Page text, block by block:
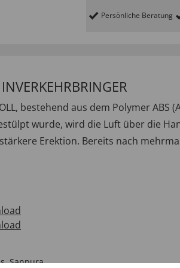
Persönliche Beratung
bestehend aus dem Polymer
wurde, wird die Luft über die
Erektion. Bereits nach
,Sanpura